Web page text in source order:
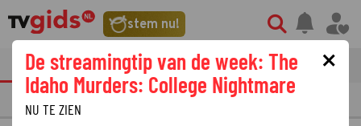
stem nu!
tvgids streaming nieuws
PRIMETIME GEMIST
×
De streamingtip van de week: The
Idaho Murders: College Nightmare
NU TE ZIEN